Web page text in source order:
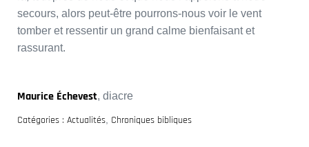
secours, alors peut-être pourrons-nous voir le vent
tomber et ressentir un grand calme bienfaisant et
rassurant.
Maurice Échevest, diacre
Catégories : Actualités Chroniques bibliques